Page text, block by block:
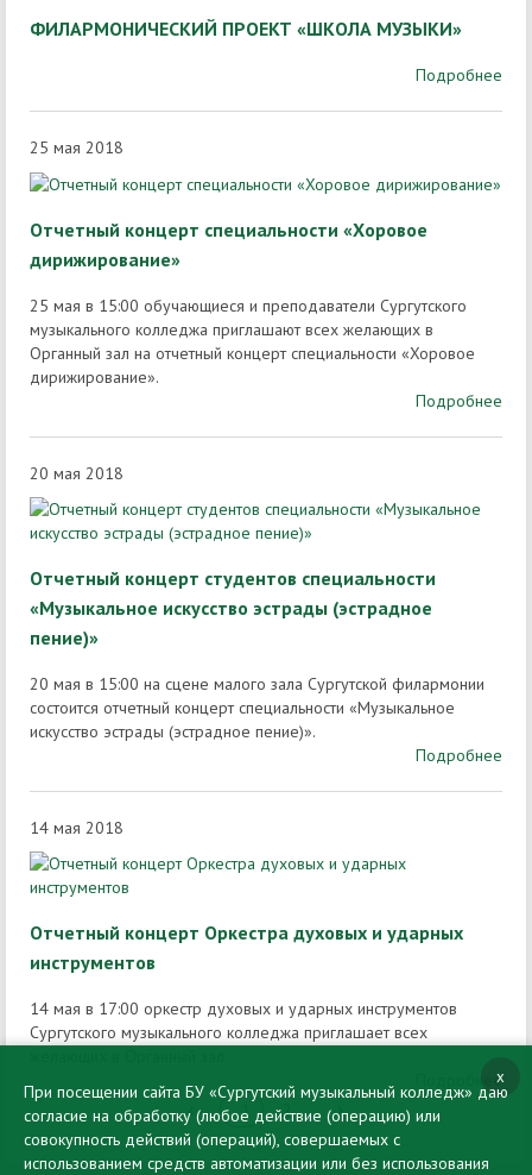
ФИЛАРМОНИЧЕСКИЙ ПРОЕКТ «ШКОЛА МУЗЫКИ»
Подробнее
25 мая 2018
Отчетный концерт специальности «Хоровое
дирижирование»
25 мая в 15:00 обучающиеся и преподаватели Сургутского
музыкального колледжа приглашают всех желающих в
Органный зал на отчетный концерт специальности «Хоровое
дирижирование».
Подробнее
20 мая 2018
Отчетный концерт студентов специальности
«Музыкальное искусство эстрады (эстрадное
пение)»
20 мая в 15:00 на сцене малого зала Сургутской филармонии
состоится отчетный концерт специальности «Музыкальное
искусство эстрады (эстрадное пение)».
Подробнее
14 мая 2018
Отчетный концерт Оркестра духовых и ударных
инструментов
14 мая в 17:00 оркестр духовых и ударных инструментов
Сургутского музыкального колледжа приглашает всех
Подробнее
‹ 1 2 ›
x
При посещении сайта БУ «Сургутский музыкальный колледж» даю
согласие на обработку (любое действие (операцию) или
совокупность действий (операций), совершаемых с
использованием средств автоматизации или без использования